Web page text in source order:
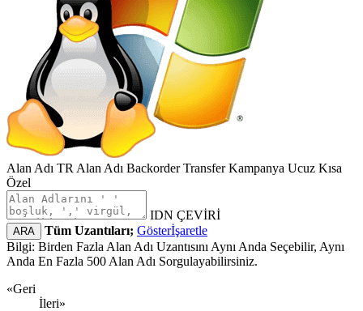
Alan Adı TR Alan Adı Backorder Transfer Kampanya Ucuz Kısa
Özel
IDN ÇEVİRİ
ARA Tüm Uzantıları; Gösterİşaretle
Bilgi: Birden Fazla Alan Adı Uzantısını Aynı Anda Seçebilir, Aynı
Anda En Fazla 500 Alan Adı Sorgulayabilirsiniz.
«Geri
İleri»